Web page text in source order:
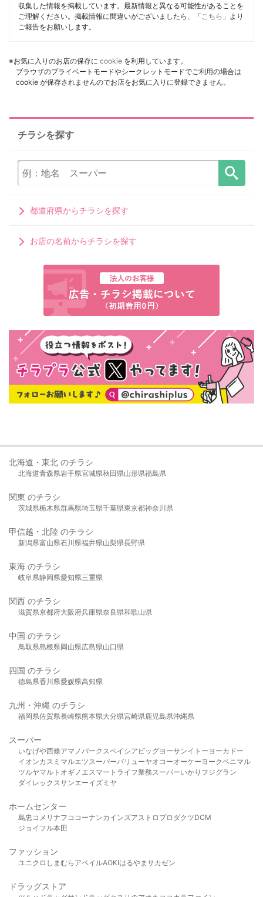
収集した情報を掲載しています。最新情報と異なる可能性があることを
ご理解ください。掲載情報に間違いがございましたら、「 こちら 」より
ご報告をお願いします。
※お気に入りのお店の保存に cookie を利用しています。
ブラウザのプライベートモードやシークレットモードでご利用の場合は
cookie が保存されませんのでお店をお気に入りに登録できません。
チラシを探す
都道府県からチラシを探す
お店の名前からチラシを探す
北海道・東北 のチラシ
北海道青森県岩手県宮城県秋田県山形県福島県
関東 のチラシ
茨城県栃木県群馬県埼玉県千葉県東京都神奈川県
甲信越・北陸 のチラシ
新潟県富山県石川県福井県山梨県長野県
東海 のチラシ
岐阜県静岡県愛知県三重県
関西 のチラシ
滋賀県京都府大阪府兵庫県奈良県和歌山県
中国 のチラシ
鳥取県島根県岡山県広島県山口県
四国 のチラシ
徳島県香川県愛媛県高知県
九州・沖縄 のチラシ
福岡県佐賀県長崎県熊本県大分県宮崎県鹿児島県沖縄県
スーパー
いなげや西條アマノパークスベイシア ビッグヨーサンイトーヨーカドー
イオンカスミ マルエツスーパーバリューヤオコーオーケー ヨークベニマル
ツルヤマルト オギノ エスマート ライフ業務スーパーいかり フジグラン
ダイレックスサンエーイズミヤ
ホームセンター
島忠 コメリ ナフコ コーナンカインズアストロプロダクツDCM
ジョイフル本田
ファッション
ユニクロ しまむら アベイルAOKIはるやま サカゼン
ドラッグストア